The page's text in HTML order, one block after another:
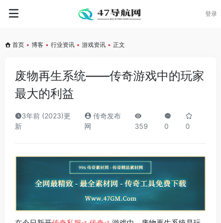
登录
首页 • 博客 • 行业资讯 • 游戏资讯 • 正文
废物再生系统——传奇游戏中的玩家
最大的利益
3年前 (2023)更
新
传奇发布
网
359 0 0